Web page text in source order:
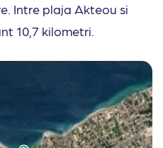
Intre plaja Akteou si
10,7 kilometri.